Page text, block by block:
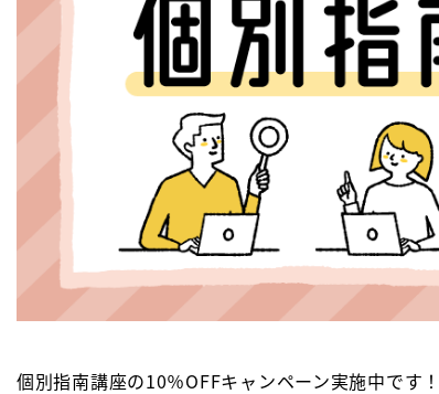
個別指南講座の10％OFFキャンペーン実施中です！